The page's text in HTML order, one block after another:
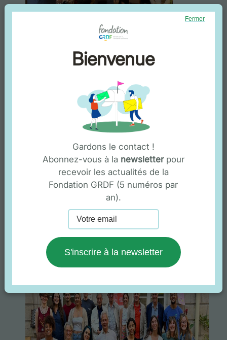
Fermer
Bienvenue
Gardons le contact !
Abonnez-vous à la newsletterpour
recevoir les actualités de la
Fondation GRDF (5 numéros par
an).
S'inscrire à la newsletter